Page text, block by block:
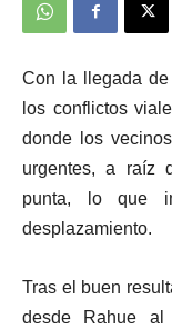
Con la llegada
los conflictos
donde los
urgentes, a raíz
punta, lo que
desplazamiento.
Tras el buen
desde Rahue al